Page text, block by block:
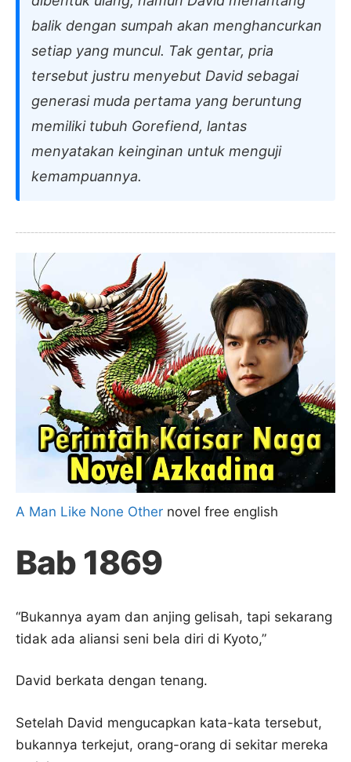
balik dengan sumpah akan menghancurkan
setiap yang muncul. Tak gentar, pria
tersebut justru menyebut David sebagai
generasi muda pertama yang beruntung
memiliki tubuh Gorefiend, lantas
menyatakan keinginan untuk menguji
kemampuannya.
A Man Like None Other novel free english
Bab 1869
“Bukannya ayam dan anjing gelisah, tapi sekarang
tidak ada aliansi seni bela diri di Kyoto,”
David berkata dengan tenang.
Setelah David mengucapkan kata-kata tersebut,
bukannya terkejut, orang-orang di sekitar mereka